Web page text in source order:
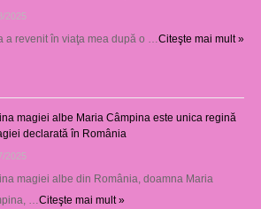
2025
a revenit în viaţa mea după o … Citeşte mai mult »
magiei albe Maria Câmpina este unica regină
declarată în România
2025
magiei albe din România, doamna Maria
… Citeşte mai mult »